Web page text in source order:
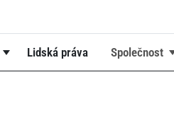
Lidská práva Společnost